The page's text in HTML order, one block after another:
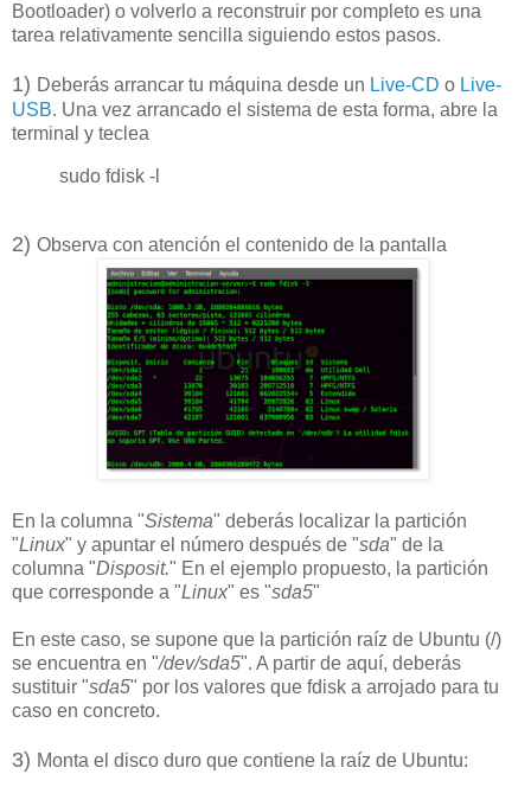
Bootloader) o volverlo a reconstruir por completo es una
tarea relativamente sencilla siguiendo estos pasos.
1) Deberás arrancar tu máquina desde un Live-CD o Live-
USB. Una vez arrancado el sistema de esta forma, abre la
terminal y teclea
sudo fdisk -l
2) Observa con atención el contenido de la pantalla
En la columna "Sistema" deberás localizar la partición
"Linux" y apuntar el número después de "sda" de la
columna "Disposit." En el ejemplo propuesto, la partición
que corresponde a "Linux" es "sda5"
En este caso, se supone que la partición raíz de Ubuntu (/)
se encuentra en "/dev/sda5". A partir de aquí, deberás
sustituir "sda5" por los valores que fdisk a arrojado para tu
caso en concreto.
3) Monta el disco duro que contiene la raíz de Ubuntu: